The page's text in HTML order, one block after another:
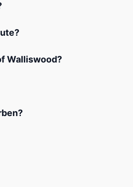
Walliswood?